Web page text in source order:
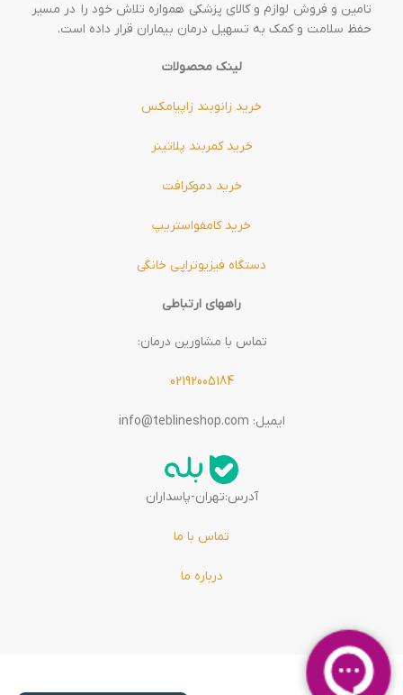
تامین و فروش لوازم و کالای پزشکی همواره تلاش خود را در مسیر
حفظ سلامت و کمک به تسهیل درمان بیماران قرار داده است.
لینک محصولات
خرید زانوبند زاپیامکس
خرید کمربند پلاتینر
خرید دموکرافت
خرید کامفواستریپ
دستگاه فیزیوتراپی خانگی
راههای ارتباطی
تماس با مشاورین درمان:
02192005184
ایمیل: info@teblineshop.com
آدرس:تهران-پاسداران
تماس با ما
درباره ما